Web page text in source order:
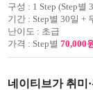
구성 : 1 Step (Step별
기간 : Step별 30일 +
난이도 : 초급
가격 : Step별 70,000원
네이티브가 취미